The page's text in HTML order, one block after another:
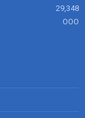
29,348
ООО